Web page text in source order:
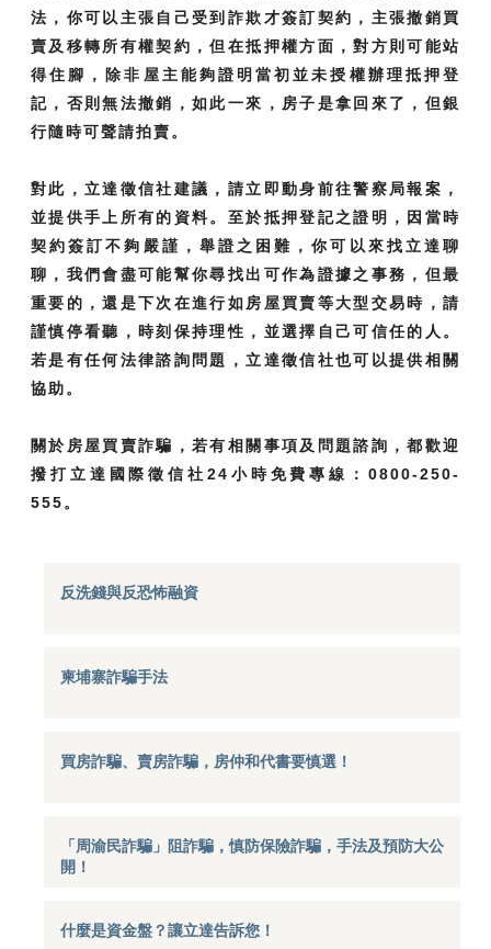
法，你可以主張自己受到詐欺才簽訂契約，主張撤銷買
賣及移轉所有權契約，但在抵押權方面，對方則可能站
得住腳，除非屋主能夠證明當初並未授權辦理抵押登
記，否則無法撤銷，如此一來，房子是拿回來了，但銀
行隨時可聲請拍賣。
對此，立達徵信社建議，請立即動身前往警察局報案，
並提供手上所有的資料。至於抵押登記之證明，因當時
契約簽訂不夠嚴謹，舉證之困難，你可以來找立達聊
聊，我們會盡可能幫你尋找出可作為證據之事務，但最
重要的，還是下次在進行如房屋買賣等大型交易時，請
謹慎停看聽，時刻保持理性，並選擇自己可信任的人。
若是有任何法律諮詢問題，立達徵信社也可以提供相關
協助。
關於房屋買賣詐騙，若有相關事項及問題諮詢，都歡迎
撥打立達國際徵信社24小時免費專線：0800-250-
555。
反洗錢與反恐怖融資
柬埔寨詐騙手法
買房詐騙、賣房詐騙，房仲和代書要慎選！
「周渝民詐騙」阻詐騙，慎防保險詐騙，手法及預防大公
開！
什麼是資金盤？讓立達告訴您！